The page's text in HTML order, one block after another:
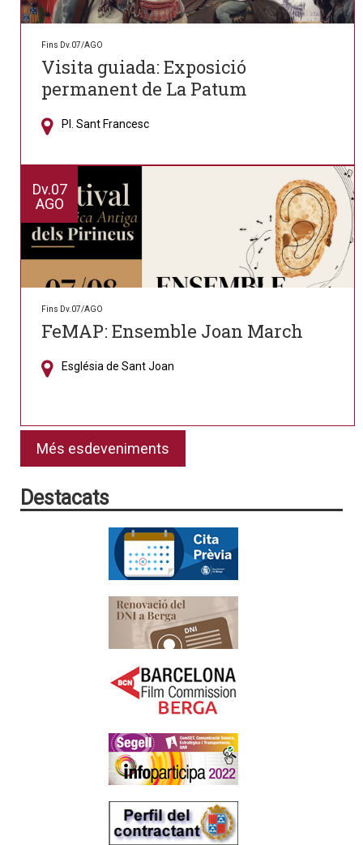
Fins Dv.07/AGO
Visita guiada: Exposició
permanent de La Patum
Pl. Sant Francesc
Dv.07
AGO
Fins Dv.07/AGO
FeMAP: Ensemble Joan March
Església de Sant Joan
Més esdeveniments
Destacats